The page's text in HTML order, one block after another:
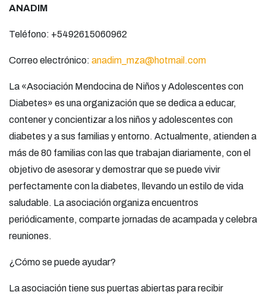
ANADIM
Teléfono: +5492615060962
Correo electrónico: anadim_mza@hotmail.com
La «Asociación Mendocina de Niños y Adolescentes con
Diabetes» es una organización que se dedica a educar,
contener y concientizar a los niños y adolescentes con
diabetes y a sus familias y entorno. Actualmente, atienden a
más de 80 familias con las que trabajan diariamente, con el
objetivo de asesorar y demostrar que se puede vivir
perfectamente con la diabetes, llevando un estilo de vida
saludable. La asociación organiza encuentros
periódicamente, comparte jornadas de acampada y celebra
reuniones.
¿Cómo se puede ayudar?
La asociación tiene sus puertas abiertas para recibir